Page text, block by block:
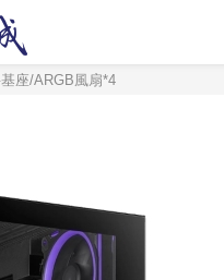
座/ARGB風扇*4